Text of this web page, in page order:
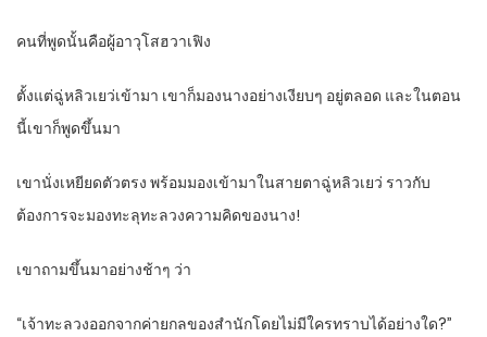
คนที่พูดนั้นคือผู้อาวุโสฮวาเฟิง
ตั้งแต่ฉู่หลิวเยว่เข้ามา เขาก็มองนางอย่างเงียบๆ อยู่ตลอด และในตอน
นี้เขาก็พูดขึ้นมา
เขานั่งเหยียดตัวตรง พร้อมมองเข้ามาในสายตาฉู่หลิวเยว่ ราวกับ
ต้องการจะมองทะลุทะลวงความคิดของนาง!
เขาถามขึ้นมาอย่างช้าๆ ว่า
“เจ้าทะลวงออกจากค่ายกลของสำนักโดยไม่มีใครทราบได้อย่างใด?”